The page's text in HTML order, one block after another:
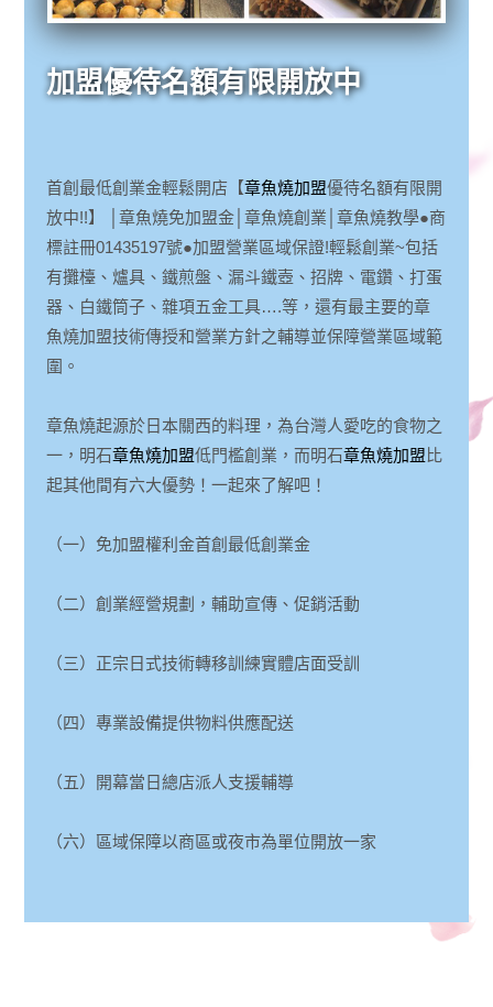
加盟優待名額有限開放中
首創最低創業金輕鬆開店【章魚燒加盟優待名額有限開
放中!!】 │章魚燒免加盟金│章魚燒創業│章魚燒教學●商
標註冊01435197號●加盟營業區域保證!輕鬆創業~包括
有攤檯、爐具、鐵煎盤、漏斗鐵壺、招牌、電鑽、打蛋
器、白鐵筒子、雜項五金工具….等，還有最主要的章
魚燒加盟技術傳授和營業方針之輔導並保障營業區域範
圍。
章魚燒起源於日本關西的料理，為台灣人愛吃的食物之
一，明石章魚燒加盟低門檻創業，而明石章魚燒加盟 比
起其他間有六大優勢！一起來了解吧！
（一）免加盟權利金首創最低創業金
（二）創業經營規劃，輔助宣傳、促銷活動
（三）正宗日式技術轉移訓練實體店面受訓
（四）專業設備提供物料供應配送
（五）開幕當日總店派人支援輔導
（六）區域保障以商區或夜市為單位開放一家